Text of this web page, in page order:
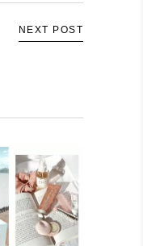
NEXT POST